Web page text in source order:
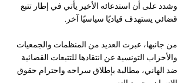
وشدد على أن استدعائه الأخير يأتي في إطار تتبع
قضائي يستهدف قياديًا سياسيًا آخر.
من جانبها، عبرت العديد من المنظمات والجمعيات
والأحزاب التونسية عن انتقادها للتتبعات القضائية
ضد الهاني، مطالبة بإطلاق سراحه واحترام حقوق